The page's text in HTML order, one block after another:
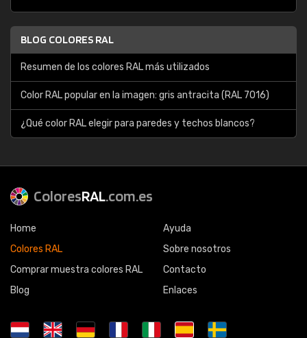
BLOG COLORES RAL
Resumen de los colores RAL más utilizados
Color RAL popular en la imagen: gris antracita (RAL 7016)
¿Qué color RAL elegir para paredes y techos blancos?
ColoresRAL.com.es
Home
Colores RAL
Comprar muestra colores RAL
Blog
Ayuda
Sobre nosotros
Contacto
Enlaces